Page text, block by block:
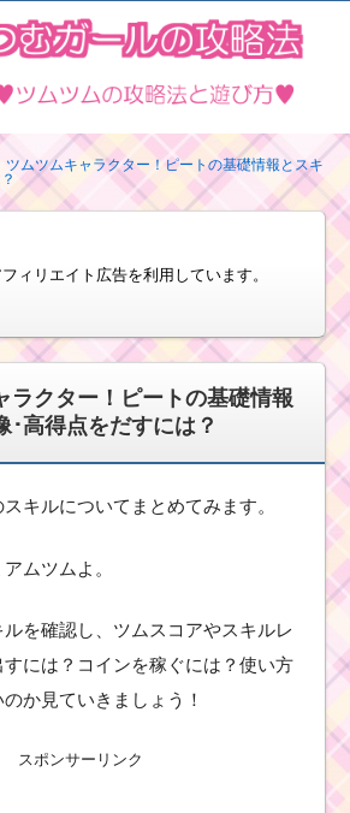
ツムツムキャラクター！ピートの基礎情報とスキ
ィリエイト広告を利用しています。
ラクター！ピートの基礎情報
･高得点をだすには？
キルについてまとめてみます。
ムツムよ。
を確認し、ツムスコアやスキルレ
には？コインを稼ぐには？使い方
か見ていきましょう！
スポンサーリンク